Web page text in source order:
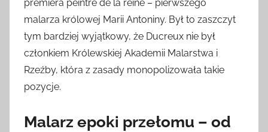
premiera peintre de la reine – pierwszego
malarza królowej Marii Antoniny. Był to zaszczyt
tym bardziej wyjątkowy, że Ducreux nie był
członkiem Królewskiej Akademii Malarstwa i
Rzeźby, która z zasady monopolizowała takie
pozycje.
Malarz epoki przełomu – od